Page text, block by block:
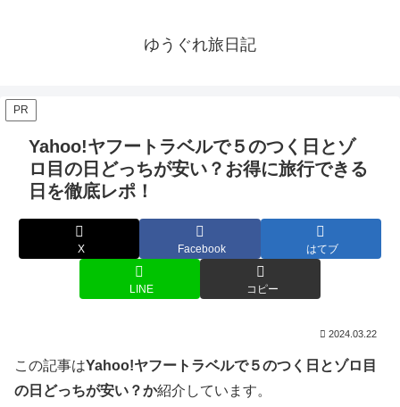
ゆうぐれ旅日記
PR
Yahoo!ヤフートラベルで５のつく日とゾ
ロ目の日どっちが安い？お得に旅行できる
日を徹底レポ！
X Facebook はてブ
LINE コピー
2024.03.22
この記事はYahoo!ヤフートラベルで５のつく日とゾロ目
の日どっちが安い？か紹介しています。